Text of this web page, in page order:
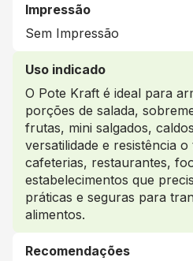
Impressão
Sem Impressão
Uso indicado
O Pote Kraft é ideal para
porções de salada,
frutas, mini salgados,
versatilidade e resistência
cafeterias, restaurantes,
estabelecimentos que
práticas e seguras para
alimentos.
Recomendações